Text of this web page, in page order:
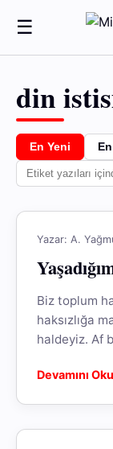
☰
din
En Yeni
Yazar: A.
Biz toplum
haksızlığa
haldeyiz. Af
Devamını